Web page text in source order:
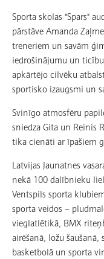
Sporta skolas “Spars”
pārstāve Amanda
treneriem un savām
iedrošinājumu un
apkārtējo cilvēku
sportisko izaugsmi un
Svinīgo atmosfēru
sniedza Gita un Reinis
tika cienāti ar īpašiem
Latvijas Jaunatnes
nekā 100 dalībnieku
Ventspils sporta
sporta veidos –
vieglatlētikā, BMX
airēšanā, ložu
basketbolā un sporta